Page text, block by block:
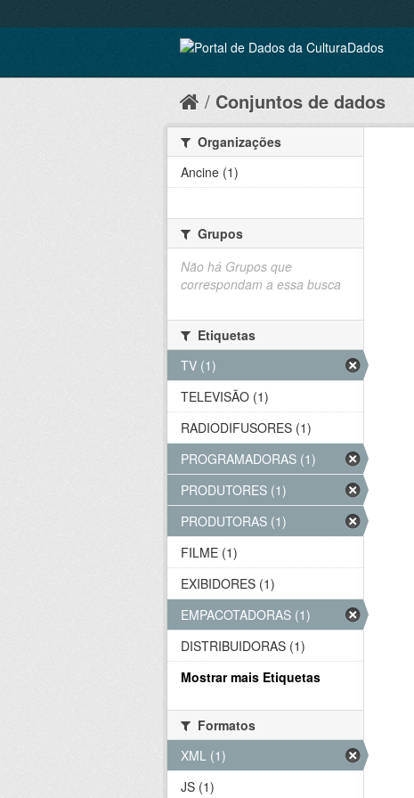
Conjuntos de dados
Organizações
Ancine (1)
Grupos
Não há Grupos que
correspondam a essa busca
Etiquetas
TV (1)
TELEVISÃO (1)
RADIODIFUSORES (1)
PROGRAMADORAS (1)
PRODUTORES (1)
PRODUTORAS (1)
FILME (1)
EXIBIDORES (1)
EMPACOTADORAS (1)
DISTRIBUIDORAS (1)
Mostrar mais Etiquetas
Formatos
XML (1)
JS (1)